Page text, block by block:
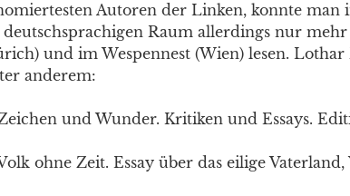
Autoren der Linken, konnte man
Raum allerdings nur
und im Wespennest (Wien) lesen.
anderem:
und Wunder. Kritiken und Essays.
ohne Zeit. Essay über das eilige Vaterland,